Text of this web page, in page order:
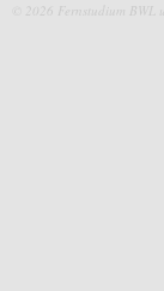
© 2026 Fernstudium BWL